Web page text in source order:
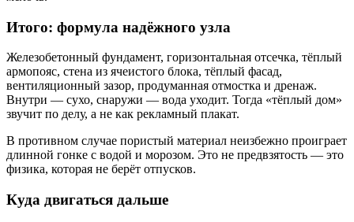
Итого: формула надёжного узла
Железобетонный фундамент, горизонтальная отсечка, тёплый
армопояс, стена из ячеистого блока, тёплый фасад,
вентиляционный зазор, продуманная отмостка и дренаж.
Внутри — сухо, снаружи — вода уходит. Тогда «тёплый дом»
звучит по делу, а не как рекламный плакат.
В противном случае пористый материал неизбежно проиграет
длинной гонке с водой и морозом. Это не предвзятость — это
физика, которая не берёт отпусков.
Куда двигаться дальше